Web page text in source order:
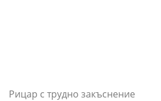
Рицар с трудно закъснение